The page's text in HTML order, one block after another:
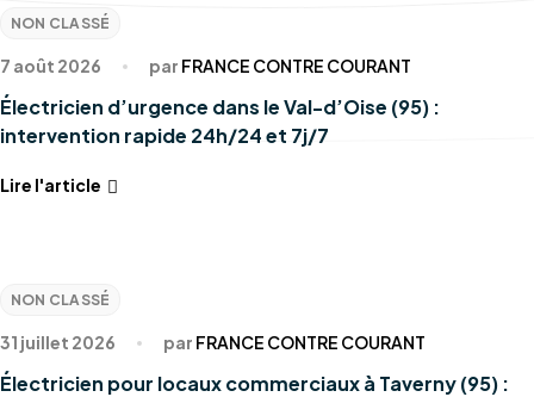
NON CLASSÉ
7 août 2026 par FRANCE CONTRE COURANT
Électricien d’urgence dans le Val-d’Oise (95) :
intervention rapide 24h/24 et 7j/7
Lire l'article
NON CLASSÉ
31 juillet 2026 par FRANCE CONTRE COURANT
Électricien pour locaux commerciaux à Taverny (95) :